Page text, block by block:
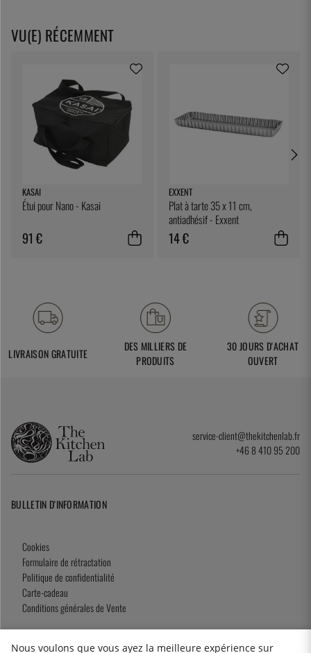
VU(E) RÉCEMMENT
KASAI
Étui pour Nano - Kasai
91 €
EXXENT
Plat à tarte 35 x 11 cm,
antiadhésif - Exxent
14 €
LIVRAISON GRATUITE
DES MILLIERS DE
PRODUITS
30 JOURS D'ACHAT
OUVERT
service-client@thekitchenlab.fr
+46 8 410 95 200
BULLETIN D'INFORMATION
Cookies
Formulaire de rétractation
Politique de confidentialité
Carte-cadeau
Conditions générales de Vente
Nous voulons que vous ayez la meilleure expérience sur